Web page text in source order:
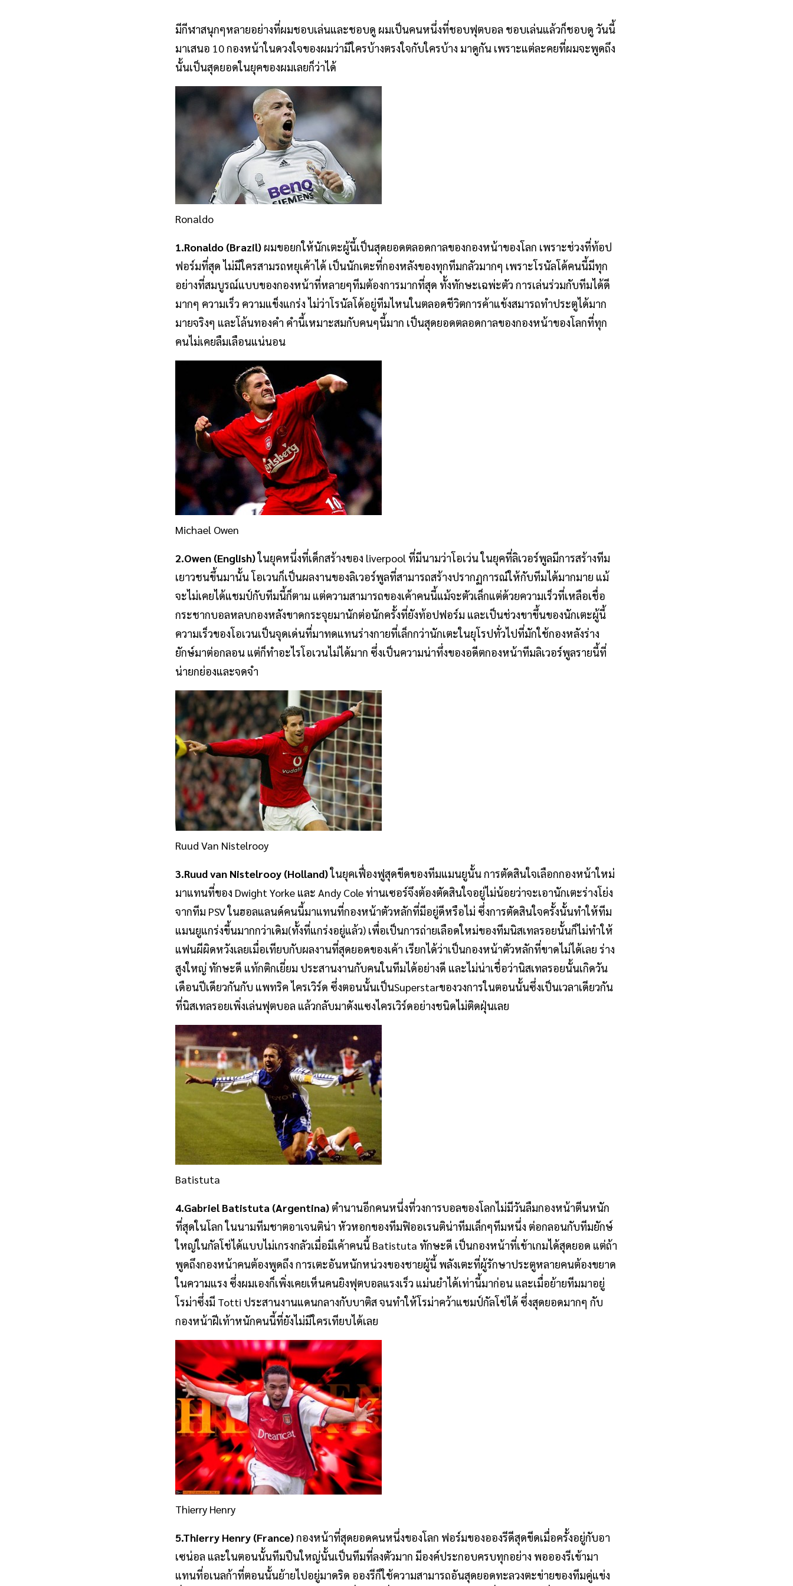
มีกีฬาสนุกๆหลายอย่างที่ผมชอบเล่นและชอบดู ผมเป็นคนหนึ่งที่ชอบฟุตบอล ชอบเล่นแล้วก็ชอบดู วันนี้
มาเสนอ 10 กองหน้าในดวงใจของผมว่ามีใครบ้างตรงใจกับใครบ้าง มาดูกัน เพราะแต่ละคยที่ผมจะพูดถึง
นั้นเป็นสุดยอดในยุคของผมเลยก็ว่าได้
Ronaldo
1.Ronaldo (Brazil) ผมขอยกให้นักเตะผู้นี้เป็นสุดยอดตลอดกาลของกองหน้าของโลก เพราะช่วงที่ท้อป
ฟอร์มที่สุด ไม่มีใครสามรถหยุเค้าได้ เป็นนักเตะที่กองหลังของทุกทีมกลัวมากๆ เพราะโรนัลโด้คนนี้มีทุก
อย่างที่สมบูรณ์แบบของกองหน้าที่หลายๆทีมต้องการมากที่สุด ทั้งทักษะเฉพ่ะตัว การเล่นร่วมกับทีมได้ดี
มากๆ ความเร็ว ความแข็งแกร่ง ไม่ว่าโรนัลโด้อยู่ทีมไหนในตลอดชีวิตการค้าแข้งสมารถทำประตูได้มาก
มายจริงๆ และโล้นทองคำ คำนี้เหมาะสมกับคนๆนี้มาก เป็นสุดยอดตลอดกาลของกองหน้าของโลกที่ทุก
คนไม่เคยลืมเลือนแน่นอน
Michael Owen
2.Owen (English)ในยุคหนึ่งที่เด็กสร้างของ liverpool ที่มีนามว่าโอเว่น ในยุคที่ลิเวอร์พูลมีการสร้างทีม
เยาวชนขึ้นมานั้น โอเวนก็เป็นผลงานของลิเวอร์พูลที่สามารถสร้างปรากฏการณ์ให้กับทีมได้มากมาย แม้
จะไม่เคยได้แชมป์กับทีมนี้ก็ตาม แต่ความสามารถของเค้าคนนี้แม้จะตัวเล็กแต่ด้วยความเร็วที่เหลือเชื่อ
กระชากบอลหลบกองหลังขาดกระจุยมานักต่อนักครั้งที่ยังท้อปฟอร์ม และเป็นช่วงขาขึ้นของนักเตะผู้นี้
ความเร็วของโอเวนเป็นจุดเด่นที่มาทดแทนร่างกายที่เล็กกว่านักเตะในยุโรปทั่วไปที่มักใช้กองหลังร่าง
ยักษ์มาต่อกลอน แต่ก็ทำอะไรโอเวนไม่ได้มาก ซึ่งเป็นความน่าทึ่งของอดีตกองหน้าทีมลิเวอร์พูลรายนี้ที่
น่ายกย่องและจดจำ
Ruud Van Nistelrooy
3.Ruud van Nistelrooy (Holland)ในยุคเฟื่องฟูสุดขีดของทีมแมนยูนั้น การตัดสินใจเลือกกองหน้าใหม่
มาแทนที่ของ Dwight Yorke และ Andy Cole ท่านเซอร์จึงต้องตัดสินใจอยู่ไม่น้อยว่าจะเอานักเตะร่างโย่ง
จากทีม PSV ในฮอลแลนด์คนนี้มาแทนที่กองหน้าตัวหลักที่มีอยู่ดีหรือไม่ ซึ่งการตัดสินใจครั้งนั้นทำให้ทีม
แมนยูแกร่งขี้นมากกว่าเดิม(ทั้งที่แกร่งอยู่แล้ว) เพื่อเป็นการถ่ายเลือดใหม่ของทีมนิสเทลรอยนั้นก็ไม่ทำให้
แฟนผีผิดหวังเลยเมื่อเทียบกับผลงานที่สุดยอดของเค้า เรียกได้ว่าเป็นกองหน้าตัวหลักที่ขาดไม่ได้เลย ร่าง
สูงใหญ่ ทักษะดี แท้กติกเยี่ยม ประสานงานกับคนในทีมได้อย่างดี และไม่น่าเชื่อว่านิสเทลรอยนั้นเกิดวัน
เดือนปีเดียวกันกับ แพทริค ไครเวิร์ด ซึ่งตอนนั้นเป็นSuperstarของวงการในตอนนั้นซึ่งเป็นเวลาเดียวกัน
ที่นิสเทลรอยเพิ่งเล่นฟุตบอล แล้วกลับมาดังแซงไครเวิร์ดอย่างชนิดไม่ติดฝุ่นเลย
Batistuta
4.Gabriel Batistuta (Argentina) ตำนานอีกคนหนึ่งที่วงการบอลของโลกไม่มีวันลืมกองหน้าตีนหนัก
ที่สุดในโลก ในนามทีมชาตอาเจนติน่า หัวหอกของทีมฟิออเรนติน่าทีมเล็กๆทีมหนึ่ง ต่อกลอนกับทีมยักษ์
ใหญ่ในกัลโช่ได้แบบไม่เกรงกลัวเมื่อมีเค้าคนนี้ Batistuta ทักษะดี เป็นกองหน้าที่เข้าเกมได้สุดยอด แต่ถ้า
พูดถึงกองหน้าคนต้องพูดถึง การเตะอันหนักหน่วงของชายผู้นี้ พลังเตะที่ผู้รักษาประตูหลายคนต้องขยาด
ในความแรง ซึ่งผมเองก็เพิ่งเคยเห็นคนยิงฟุตบอลแรงเร็ว แม่นยำได้เท่านี้มาก่อน และเมื่อย้ายทีมมาอยู่
โรม่าซึ่งมี Totti ประสานงานแดนกลางกับบาติส จนทำให้โรม่าคว้าแชมป์กัลโช่ได้ ซึ่งสุดยอดมากๆ กับ
กองหน้าฝีเท้าหนักคนนี้ที่ยังไม่มีใครเทียบได้เลย
Thierry Henry
5.Thierry Henry (France)กองหน้าที่สุดยอดคนหนึ่งของโลก ฟอร์มของอองรีดีสุดขีดเมื่อครั้งอยู่กับอา
เซน่อล และในตอนนั้นทีมปืนใหญ่นั้นเป็นทีมที่ลงตัวมาก มีองค์ประกอบครบทุกอย่าง พออองรีเข้ามา
แทนที่อเนลก้าที่ตอนนั้นย้ายไปอยู่มาดริด อองรีก็ใช้ความสามารถอันสุดยอดทะลวงตะข่ายของทีมคู่แข่ง